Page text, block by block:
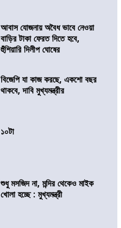
আবাস যোজনায় অবৈধ ভাবে নেওয়া
বাড়ির টাকা ফেরত দিতে হবে,
হুঁশিয়ারি দিলীপ ঘোষের
বিজেপি যা কাজ করছে, একশো বছর
থাকবে, দাবি মুখ্যমন্ত্রীর
১০টা
শুধু মসজিদ না, মন্দির থেকেও মাইক
খোলা হচ্ছে : মুখ্যমন্ত্রী